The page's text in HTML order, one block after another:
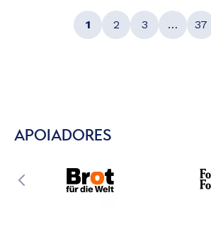
1 2 3 … 37
APOIADORES